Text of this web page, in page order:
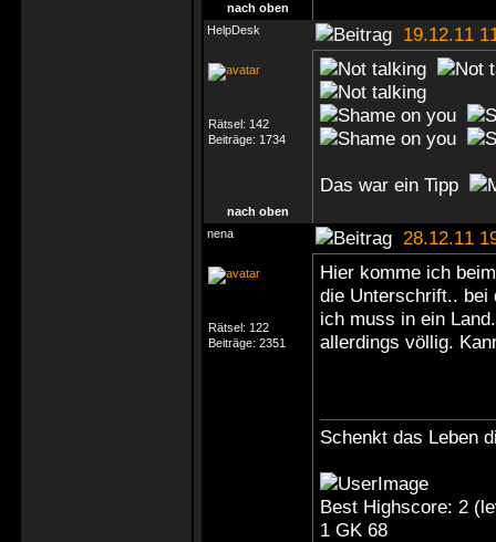
nach oben
HelpDesk
19.12.11
Rätsel: 142
Beiträge: 1734
Das war ein Tipp
nach oben
nena
28.12.11
Rätsel: 122
Beiträge: 2351
Hier komme ich
die Unterschrift.. bei
ich muss in ein
allerdings völlig.
Schenkt das Leben
Best Highscore: 2
1 GK 68